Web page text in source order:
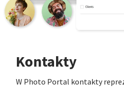
Kontakty
W Photo Portal kontakty